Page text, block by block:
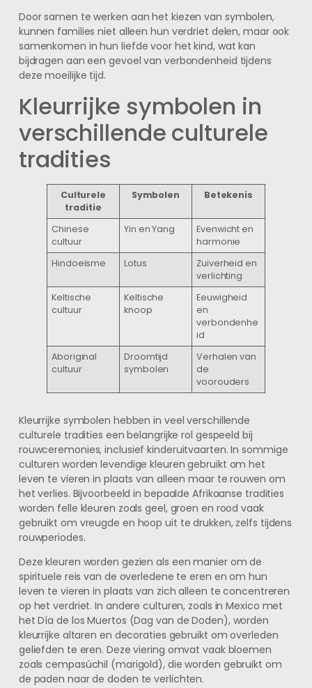
Door samen te werken aan het kiezen van symbolen,
kunnen families niet alleen hun verdriet delen, maar ook
samenkomen in hun liefde voor het kind, wat kan
bijdragen aan een gevoel van verbondenheid tijdens
deze moeilijke tijd.
Kleurrijke symbolen in
verschillende culturele
tradities
Culturele
traditie
Symbolen Betekenis
Chinese
cultuur
Yin en Yang
Evenwicht en
harmonie
Hindoeïsme
Lotus
Zuiverheid en
verlichting
Keltische
cultuur
Keltische
knoop
Eeuwigheid
en
verbondenhe
id
Aboriginal
cultuur
Droomtijd
symbolen
Verhalen van
de
voorouders
Kleurrijke symbolen hebben in veel verschillende
culturele tradities een belangrijke rol gespeeld bij
rouwceremonies, inclusief kinderuitvaarten. In sommige
culturen worden levendige kleuren gebruikt om het
leven te vieren in plaats van alleen maar te rouwen om
het verlies. Bijvoorbeeld in bepaalde Afrikaanse tradities
worden felle kleuren zoals geel, groen en rood vaak
gebruikt om vreugde en hoop uit te drukken, zelfs tijdens
rouwperiodes.
Deze kleuren worden gezien als een manier om de
spirituele reis van de overledene te eren en om hun
leven te vieren in plaats van zich alleen te concentreren
op het verdriet. In andere culturen, zoals in Mexico met
het Día de los Muertos (Dag van de Doden), worden
kleurrijke altaren en decoraties gebruikt om overleden
geliefden te eren. Deze viering omvat vaak bloemen
zoals cempasúchil (marigold), die worden gebruikt om
de paden naar de doden te verlichten.